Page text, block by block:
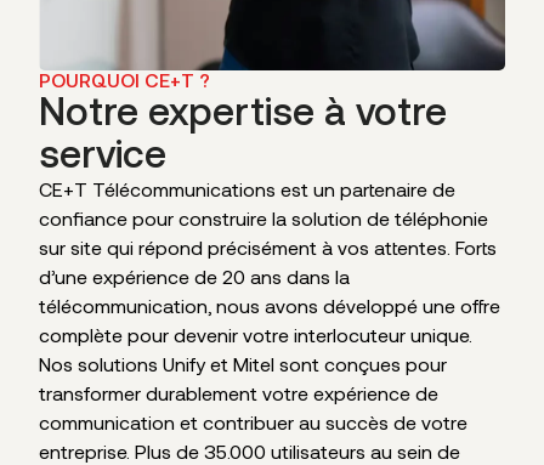
POURQUOI CE+T ?
Notre expertise à votre
service
CE+T Télécommunications est un partenaire de
confiance pour construire la solution de téléphonie
sur site qui répond précisément à vos attentes. Forts
d’une expérience de 20 ans dans la
télécommunication, nous avons développé une offre
complète pour devenir votre interlocuteur unique.
Nos solutions Unify et Mitel sont conçues pour
transformer durablement votre expérience de
communication et contribuer au succès de votre
entreprise. Plus de 35.000 utilisateurs au sein de